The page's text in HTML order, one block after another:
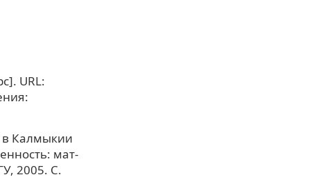
URL:
в Калмыкии
мат-
2005. С.